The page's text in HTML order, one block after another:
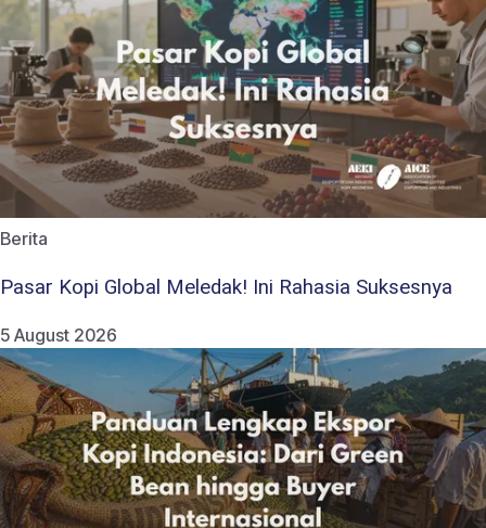
Berita
Pasar Kopi Global Meledak! Ini Rahasia Suksesnya
5 August 2026